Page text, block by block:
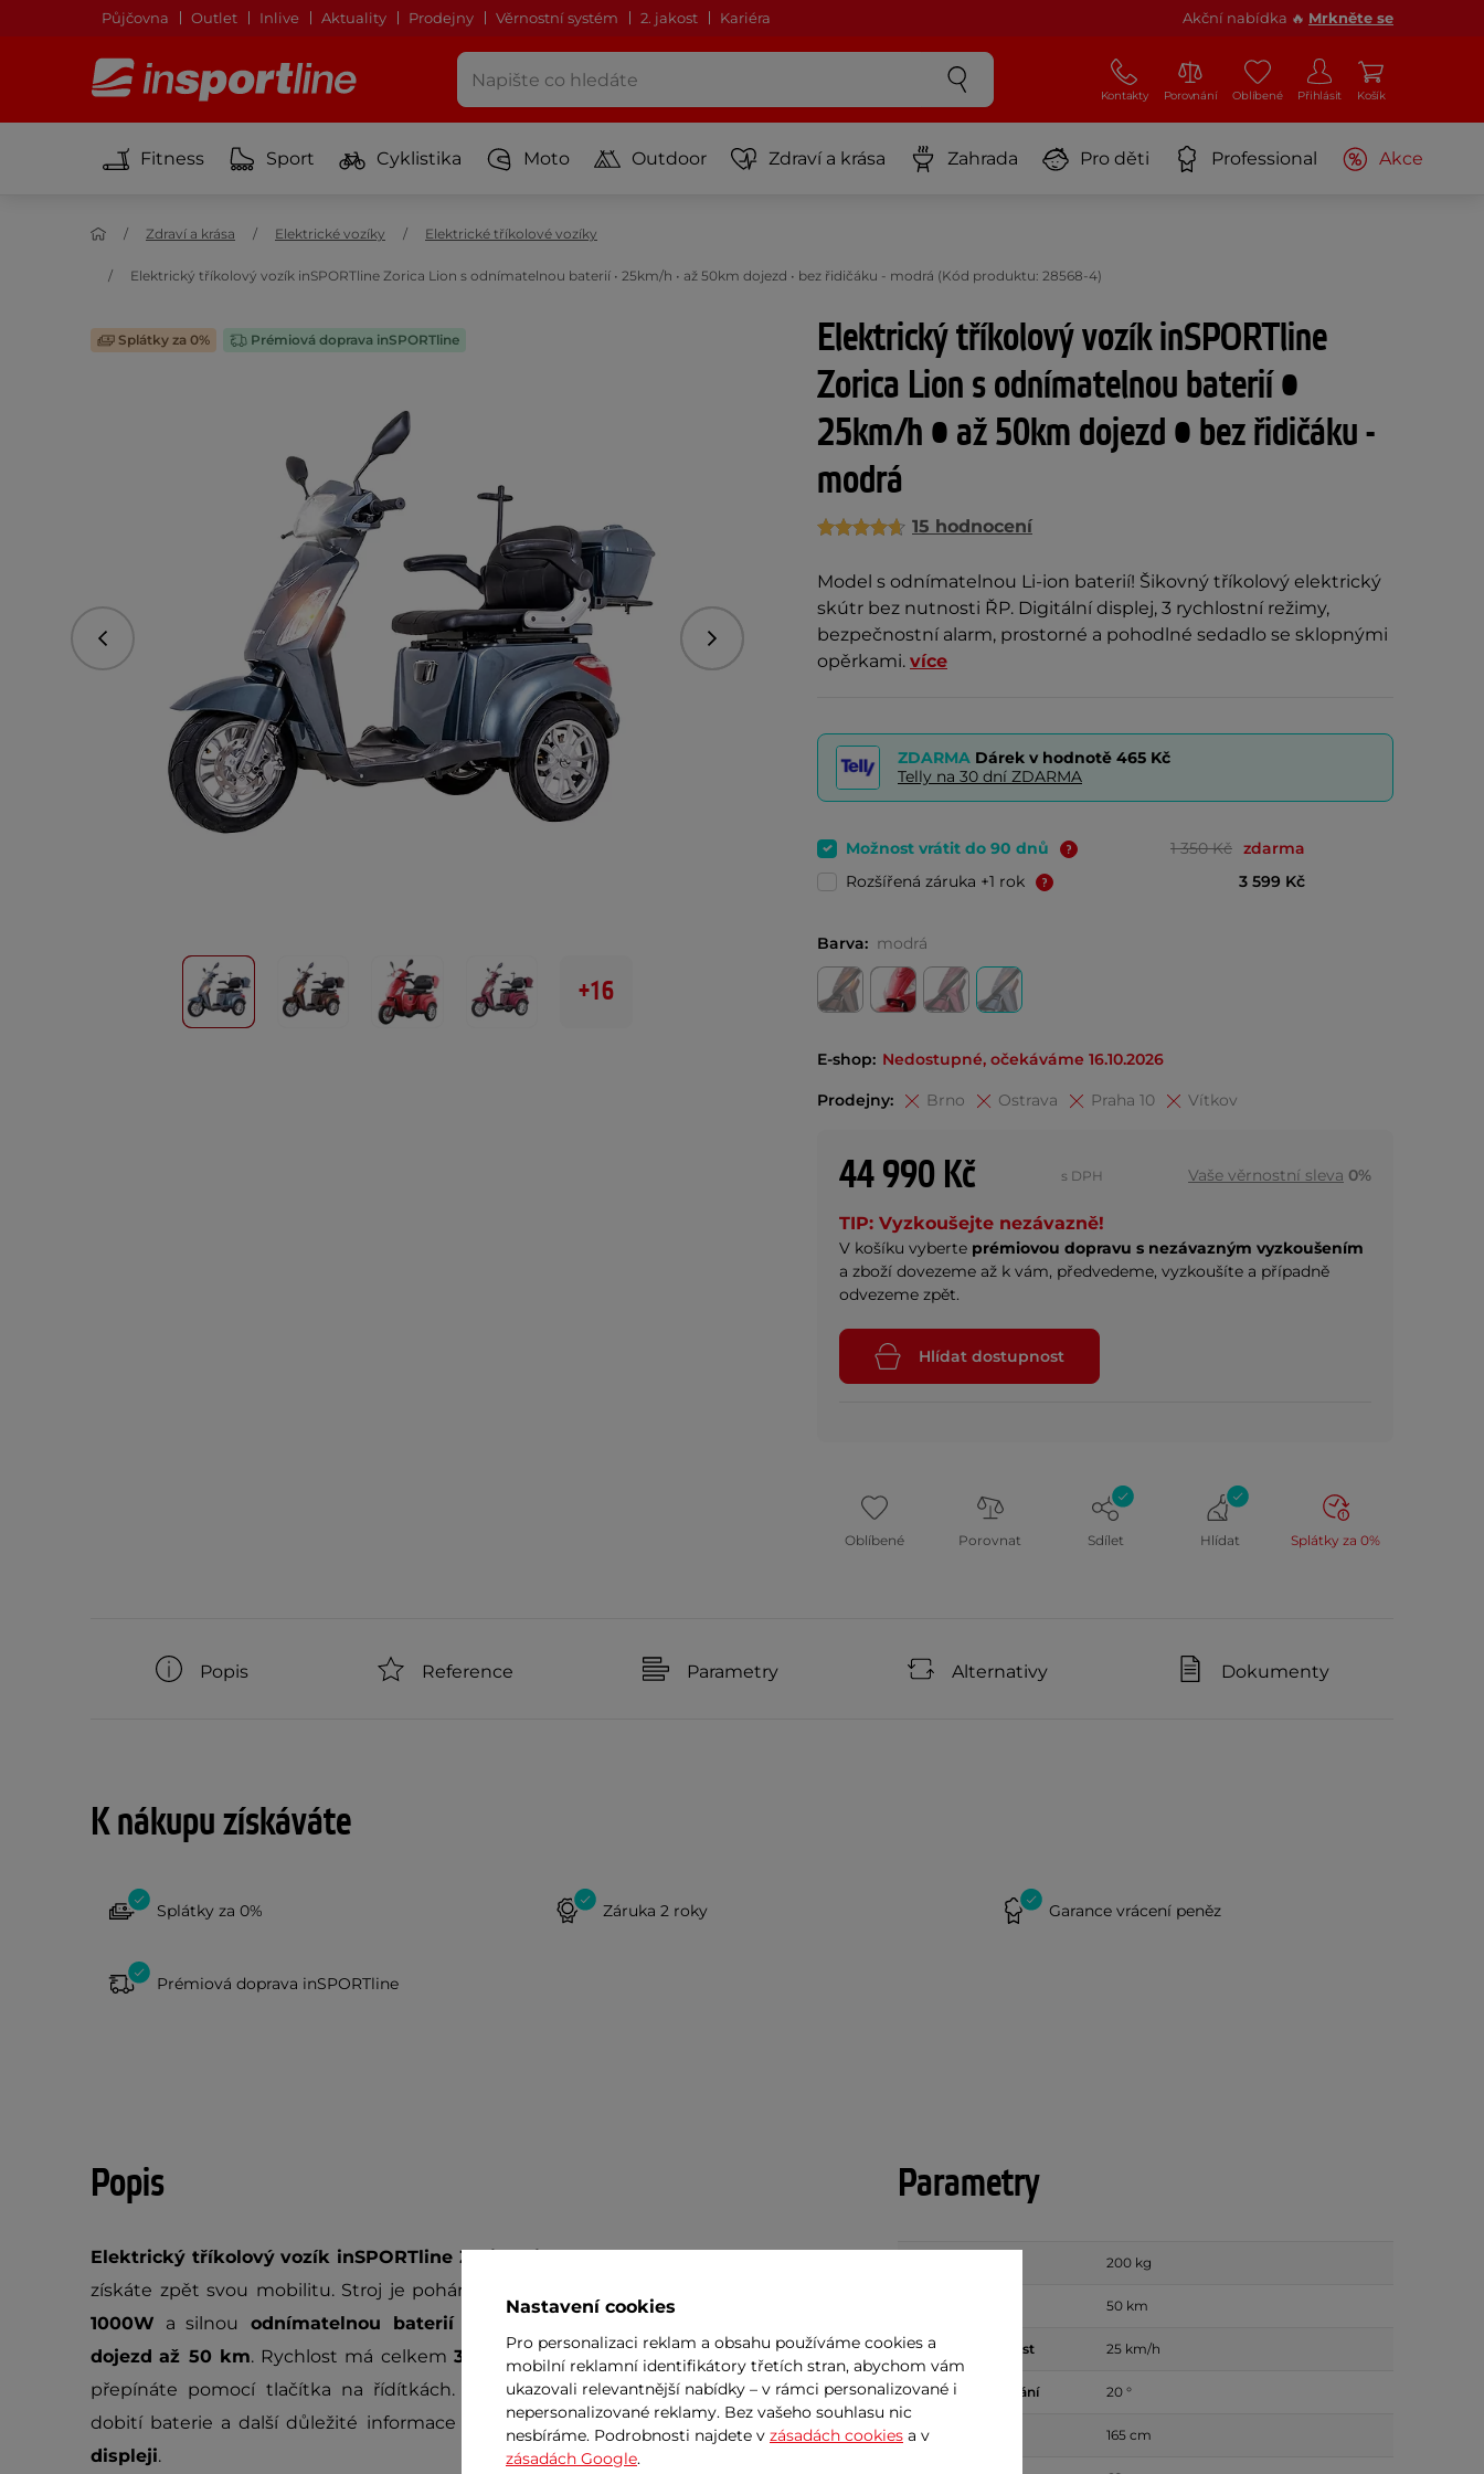
Půjčovna Outlet Inlive Aktuality Prodejny Věrnostní systém 2. jakost Kariéra Akční nabídka 🔥 Mrkněte se
Kontakty Porovnání Oblíbené Přihlásit Košík
Fitness Sport Cyklistika Moto Outdoor Zdraví a krása Zahrada Pro děti Professional Akce
Zdraví a krása Elektrické vozíky Elektrické tříkolové vozíky
Elektrický tříkolový vozík inSPORTline Zorica Lion s odnímatelnou baterií • 25km/h • až 50km dojezd • bez řidičáku - modrá (Kód produktu: 28568-4)
Elektrický tříkolový vozík inSPORTline
Zorica Lion s odnímatelnou baterií •
25km/h • až 50km dojezd • bez řidičáku -
modrá
15 hodnocení
Model s odnímatelnou Li-ion baterií! Šikovný tříkolový elektrický
skútr bez nutnosti ŘP. Digitální displej, 3 rychlostní režimy,
bezpečnostní alarm, prostorné a pohodlné sedadlo se sklopnými
opěrkami. více
Splátky za 0% Prémiová doprava inSPORTline
Předchozí Následující
+16
ZDARMA Dárek v hodnotě 465 Kč
Telly na 30 dní ZDARMA
Možnost vrátit do 90 dnů 1 350 Kč zdarma
Rozšířená záruka +1 rok
3 599 Kč
Barva: modrá
E-shop: Nedostupné, očekáváme 16.10.2026
Prodejny: Brno Ostrava Praha 10 Vítkov
44 990 Kč s DPH Vaše věrnostní sleva 0%
TIP: Vyzkoušejte nezávazně!
V košíku vyberte prémiovou dopravu s nezávazným vyzkoušením
a zboží dovezeme až k vám, předvedeme, vyzkoušíte a případně
odvezeme zpět.
Hlídat dostupnost
Oblíbené Porovnat Sdílet Hlídat Splátky za 0%
Popis Reference Parametry Alternativy Dokumenty
K nákupu získáváte
Splátky za 0% Záruka 2 roky Garance vrácení peněz
Prémiová doprava inSPORTline
Popis
Elektrický tříkolový vozík inSPORTline Zorica Lionje praktická tříkolka, se kterou
získáte zpět svou mobilitu. Stroj je poháněn
1000W a silnou odnímatelnou baterií
dojezd až 50 km. Rychlost má celkem 3 režimy- 10, 20 a 25 km/h, mezi kterými
přepínáte pomocí tlačítka na řídítkách. Momentální rychlost, ujetou vzdálenost,
dobití baterie a další důležité informace pak najdete na podsvícenémdigitálním
displeji.
Parametry
200 kg
50 km
Maximální rychlost 25 km/h
Maximální stoupání 20 °
Délka 165 cm
Nastavení cookies
Pro personalizaci reklam a obsahu používáme cookies a
mobilní reklamní identifikátory třetích stran, abychom vám
ukazovali relevantnější nabídky – v rámci personalizované i
nepersonalizované reklamy. Bez vašeho souhlasu nic
nesbíráme. Podrobnosti najdete v zásadách cookies a v
zásadách Google.